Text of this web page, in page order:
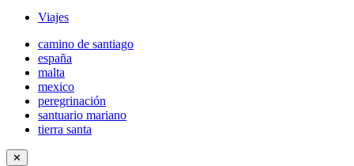
Viajes
camino de santiago
españa
malta
mexico
peregrinación
santuario mariano
tierra santa
✕